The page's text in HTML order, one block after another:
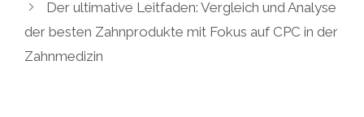
Der ultimative Leitfaden: Vergleich und Analyse
der besten Zahnprodukte mit Fokus auf CPC in der
Zahnmedizin